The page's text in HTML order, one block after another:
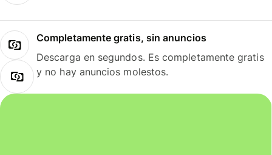
Completamente gratis, sin anuncios
Descarga en segundos. Es completamente gratis
y no hay anuncios molestos.